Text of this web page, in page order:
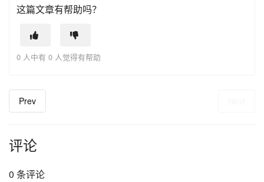
这篇文章有帮助吗？
0 人中有 0 人觉得有帮助
Prev
评论
0 条评论